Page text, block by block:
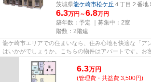
茨城県龍ケ崎市松ケ丘 ４丁目２番地
6.3万円～6.8万円
築年数：予定 ｜募集中： 2室
階数：2階建
龍ケ崎市エリアでの住まいなら、住み心地も快適な「
はいかがでしょうか。こちらの物件はアパートです。お
地域の物件情報がお探しいただ...
6.3万円
(管理費・共益費 3,500円)